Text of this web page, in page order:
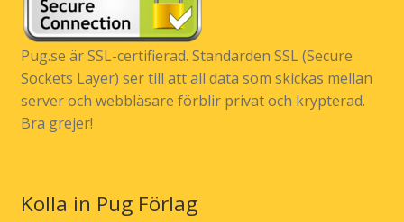
Pug.se är SSL-certifierad. Standarden SSL (Secure
Sockets Layer) ser till att all data som skickas mellan
server och webbläsare förblir privat och krypterad.
Bra grejer!
Kolla in Pug Förlag